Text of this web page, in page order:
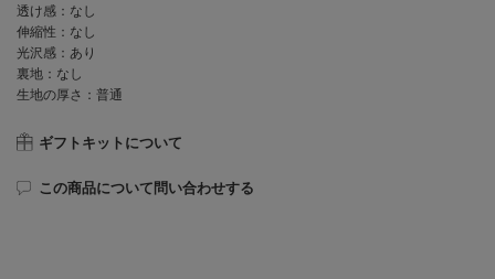
透け感：なし
伸縮性：なし
光沢感：あり
裏地：なし
生地の厚さ：普通
ギフトキットについて
この商品について問い合わせする